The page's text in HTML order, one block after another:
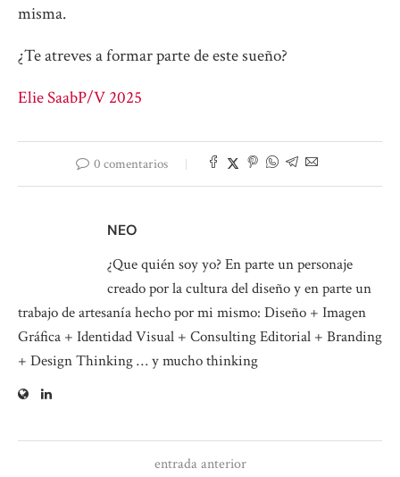
misma.
¿Te atreves a formar parte de este sueño?
Elie SaabP/V 2025
0 comentarios
NEO
¿Que quién soy yo? En parte un personaje
creado por la cultura del diseño y en parte un
trabajo de artesanía hecho por mi mismo: Diseño + Imagen
Gráfica + Identidad Visual + Consulting Editorial + Branding
+ Design Thinking … y mucho thinking
entrada anterior